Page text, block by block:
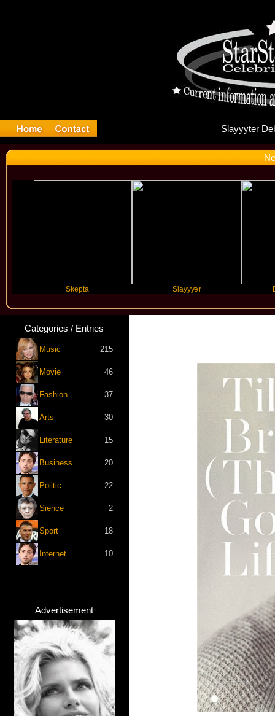
Benny
Categories / Entries
Music 215
Movie 46
Fashion 37
Arts 30
Literature 15
Business 20
Politic 22
Sience 2
Sport 18
Internet 10
Advertisement